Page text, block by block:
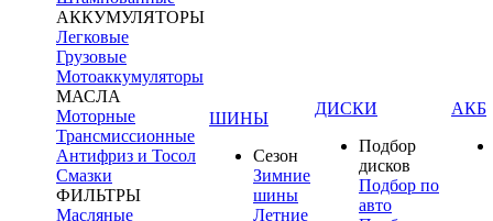
АККУМУЛЯТОРЫ
Легковые
Грузовые
Мотоаккумуляторы
МАСЛА
Моторные
Трансмиссионные
Антифриз и Тосол
Смазки
ФИЛЬТРЫ
Масляные
ШИНЫ
Сезон
Зимние
шины
Летние
ДИСКИ
Подбор
дисков
Подбор по
авто
АКБ